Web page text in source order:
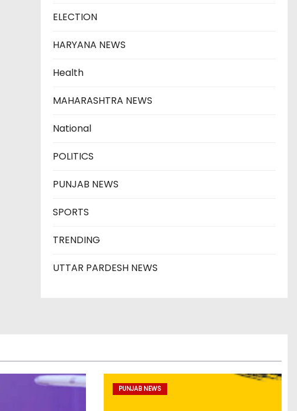
ELECTION
HARYANA NEWS
Health
MAHARASHTRA NEWS
National
POLITICS
PUNJAB NEWS
SPORTS
TRENDING
UTTAR PARDESH NEWS
PUNJAB NEWS